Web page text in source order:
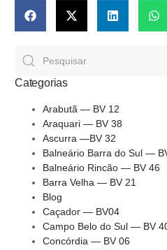
Categorias
Arabutã — BV 12
Araquari — BV 38
Ascurra —BV 32
Balneário Barra do Sul —
Balneário Rincão — BV 46
Barra Velha — BV 21
Blog
Caçador — BV04
Campo Belo do Sul — BV
Concórdia — BV 06